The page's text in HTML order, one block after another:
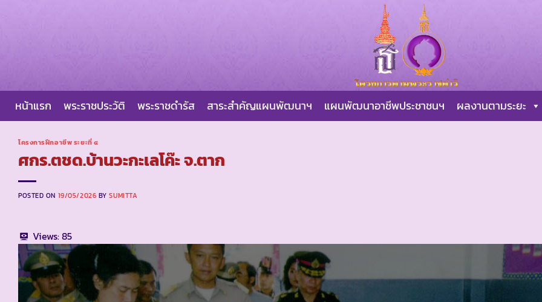
หน้าแรก พระราชประวัติ พระราชดำรัส สาระสำคัญแผนพัฒนาฯ แผนพัฒนาอาชีพประชาชนฯ ผลงานตามระยะ
โครงการฝึกอาชีพ ระยะที่ ๔
ศกร.ตชด.บ้านวะกะเลโค๊ะ จ.ตาก
POSTED ON 19/05/2026 BYSUMITTA
Views:85